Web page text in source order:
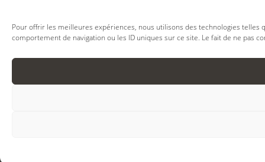
Pour offrir les meilleures expériences, nous utilisons des technologies
comportement de navigation ou les ID uniques sur ce site. Le fait de ne